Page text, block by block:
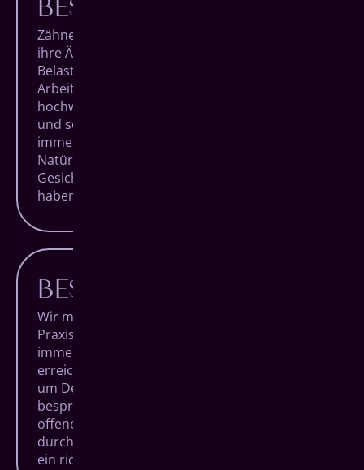
Zähne sind einzigartig. Sowohl mit Blick auf
ihre Ästhetik als auch auf ihre hohe
Belastbarkeit. Bei jedem unserer
Arbeitsschritte verwenden wir daher nur die
hochwertigsten Materialien, um für langlebige
und schöne Ergebnisse zu sorgen. Und das
immer unter dem Aspekt der individuellen
Natürlichkeit jedes Patienten. Für strahlende
Gesichter, die lange Freude an ihren Zähnen
haben.
BESTE BERATUNG
Wir möchten, dass Du voller Vertrauen unsere
Praxis betrittst und sie nach Deinem Termin
immer glücklich wieder verlässt. Um das zu
erreichen, nehmen wir uns besonders viel Zeit,
um Deine Behandlungen detailliert zu
besprechen, Dich zu beraten und Dir Deine
offenen Fragen zu beantworten. Denn nur
durch Aufklärung schafft man Verständnis und
ein richtig gutes Bauchgefühl.